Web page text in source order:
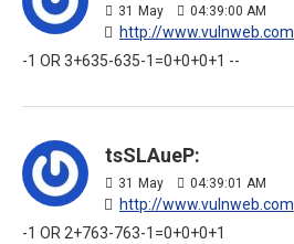
31 May 04:39:00 AM
http://www.vulnweb.com
-1 OR 3+635-635-1=0+0+0+1 --
tsSLAueP:
31 May 04:39:01 AM
http://www.vulnweb.com
-1 OR 2+763-763-1=0+0+0+1